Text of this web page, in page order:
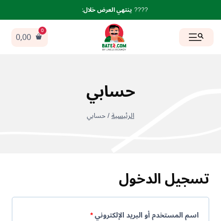
إلى
المحتوى
???? ينتهي العرض خلال:
0,00
حسابي
/حسابي
تسجيل الدخول
اسم المستخدم أو البريد الإلكتروني*
م